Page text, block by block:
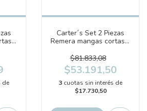
y
de
Carter´s Set 2 Piezas
Remera mangas cortas y
(1N617510)
$81.833,08
$53.191,50
3 cuotas sin interés de
$17.730,50